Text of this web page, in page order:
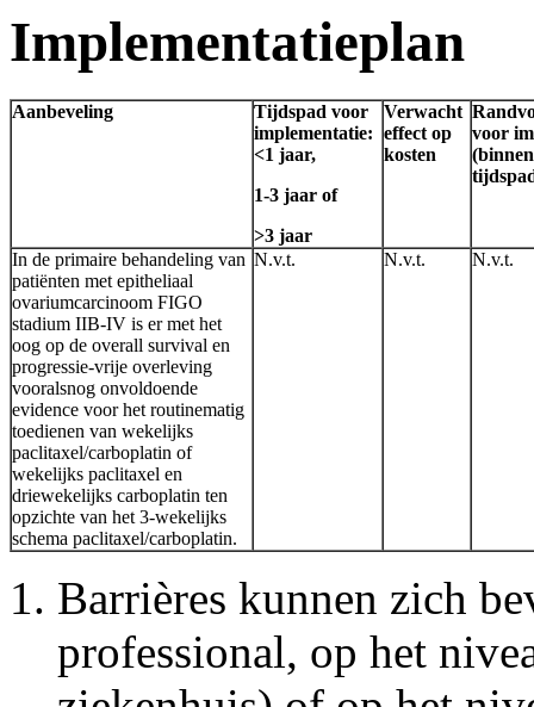
Implementatieplan
Aanbeveling
Tijdspad voor
implementatie:
<1 jaar,
1-3 jaar of
>3 jaar
Verwacht
effect op
kosten
voor
In de primaire behandeling van
patiënten met epitheliaal
ovariumcarcinoom FIGO
stadium IIB-IV is er met het
oog op de overall survival en
progressie-vrije overleving
vooralsnog onvoldoende
evidence voor het routinematig
toedienen van wekelijks
paclitaxel/carboplatin of
wekelijks paclitaxel en
driewekelijks carboplatin ten
opzichte van het 3-wekelijks
schema paclitaxel/carboplatin.
N.v.t. N.v.t. N.v.t.
Barrières kunnen zich
professional, op het